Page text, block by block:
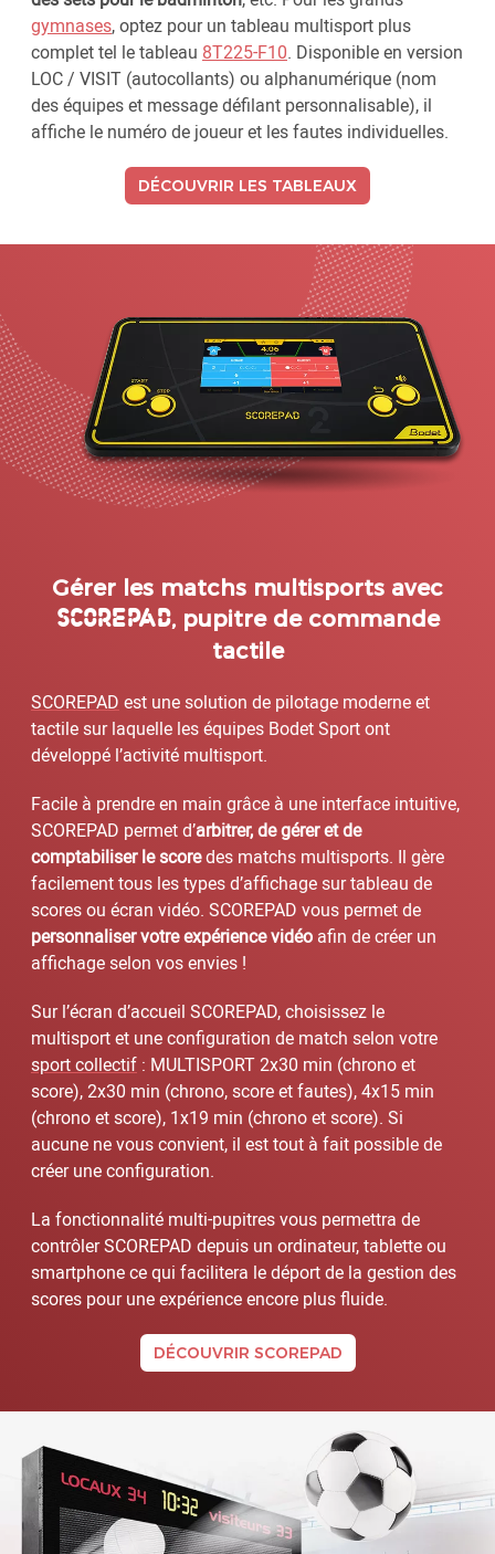
gymnases, optez pour un tableau multisport plus
complet tel le tableau 8T225-F10. Disponible en version
LOC / VISIT (autocollants) ou alphanumérique (nom
des équipes et message défilant personnalisable), il
affiche le numéro de joueur et les fautes individuelles.
DÉCOUVRIR LES TABLEAUX
Gérer les matchs multisports avec
SCOREPAD, pupitre de commande
tactile
SCOREPAD est une solution de pilotage moderne et
tactile sur laquelle les équipes Bodet Sport ont
développé l’activité multisport.
Facile à prendre en main grâce à une interface intuitive,
SCOREPAD permet d’arbitrer, de gérer et de
comptabiliser le scoredes matchs multisports. Il gère
facilement tous les types d’affichage sur tableau de
scores ou écran vidéo. SCOREPAD vous permet de
personnaliser votre expérience vidéo afin de créer un
affichage selon vos envies !
Sur l’écran d’accueil SCOREPAD, choisissez le
multisport et une configuration de match selon votre
sport collectif : MULTISPORT 2x30 min (chrono et
score), 2x30 min (chrono, score et fautes), 4x15 min
(chrono et score), 1x19 min (chrono et score). Si
aucune ne vous convient, il est tout à fait possible de
créer une configuration.
La fonctionnalité multi-pupitres vous permettra de
contrôler SCOREPAD depuis un ordinateur, tablette ou
smartphone ce qui facilitera le déport de la gestion des
scores pour une expérience encore plus fluide.
DÉCOUVRIR SCOREPAD